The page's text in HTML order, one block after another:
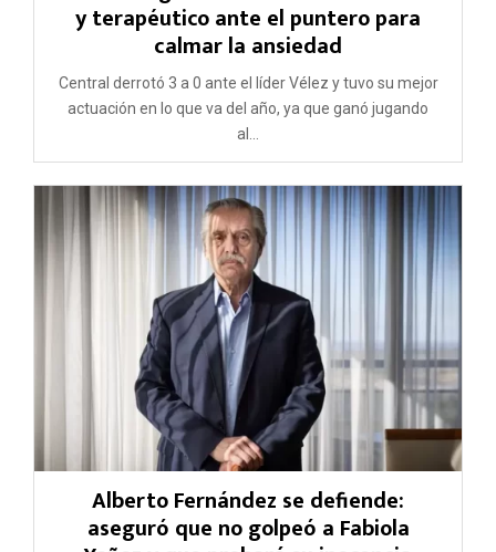
y terapéutico ante el puntero para
calmar la ansiedad
Central derrotó 3 a 0 ante el líder Vélez y tuvo su mejor
actuación en lo que va del año, ya que ganó jugando
al...
Alberto Fernández se defiende:
aseguró que no golpeó a Fabiola